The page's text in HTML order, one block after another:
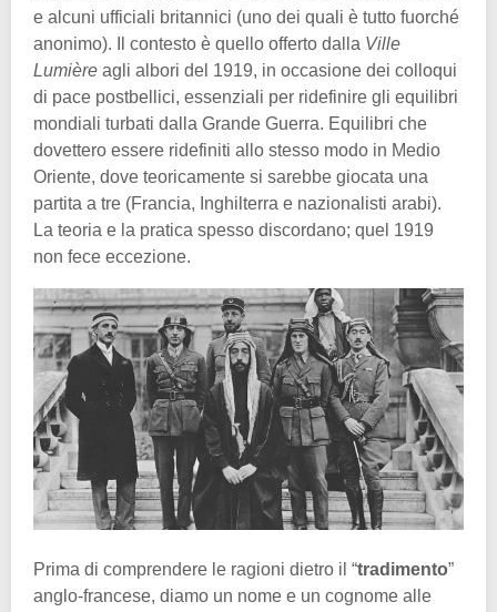
e alcuni ufficiali britannici (uno dei quali è tutto fuorché
anonimo). Il contesto è quello offerto dalla Ville
Lumière agli albori del 1919, in occasione dei colloqui
di pace postbellici, essenziali per ridefinire gli equilibri
mondiali turbati dalla Grande Guerra. Equilibri che
dovettero essere ridefiniti allo stesso modo in Medio
Oriente, dove teoricamente si sarebbe giocata una
partita a tre (Francia, Inghilterra e nazionalisti arabi).
La teoria e la pratica spesso discordano; quel 1919
non fece eccezione.
Prima di comprendere le ragioni dietro il “tradimento”
anglo-francese, diamo un nome e un cognome alle